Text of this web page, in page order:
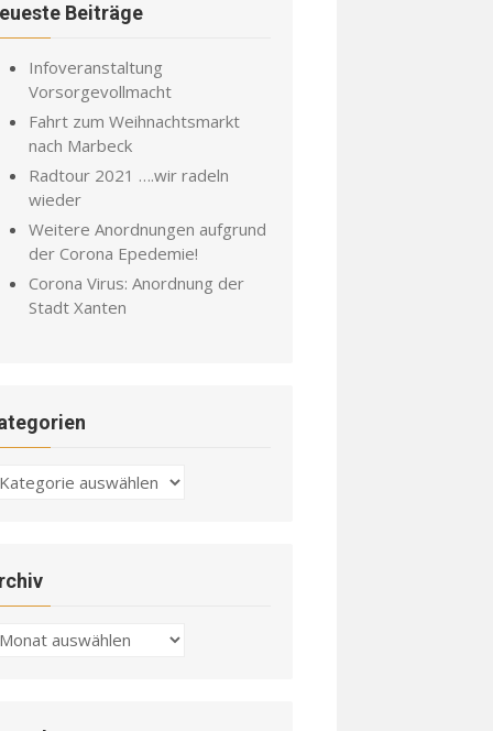
Beiträge
Infoveranstaltung
Vorsorgevollmacht
Fahrt zum Weihnachtsmarkt
nach Marbeck
Radtour 2021 ….wir radeln
wieder
Weitere Anordnungen aufgrund
der Corona Epedemie!
Corona Virus: Anordnung der
Stadt Xanten